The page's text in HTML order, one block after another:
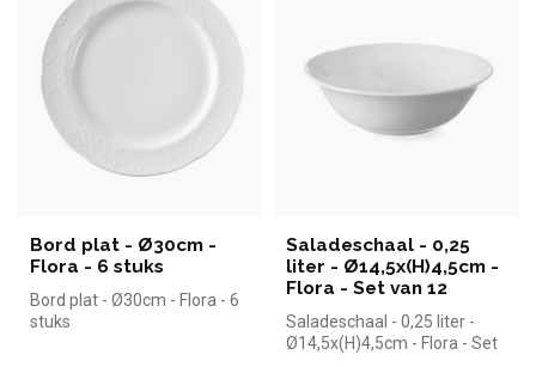
Bord plat - Ø30cm -
Flora - 6 stuks
Bord plat - Ø30cm - Flora - 6
stuks
Saladeschaal - 0,25
liter - Ø14,5x(H)4,5cm -
Flora - Set van 12
Saladeschaal - 0,25 liter -
Ø14,5x(H)4,5cm - Flora - Set